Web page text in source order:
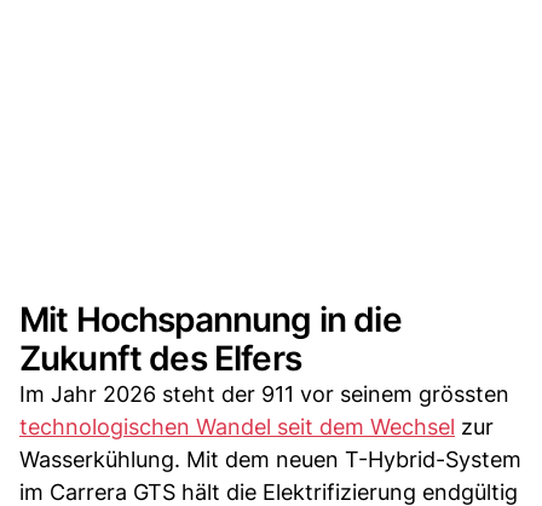
Mit Hochspannung in die
Zukunft des Elfers
Im Jahr 2026 steht der 911 vor seinem grössten
technologischen Wandel seit dem Wechsel zur
Wasserkühlung. Mit dem neuen T-Hybrid-System
im Carrera GTS hält die Elektrifizierung endgültig